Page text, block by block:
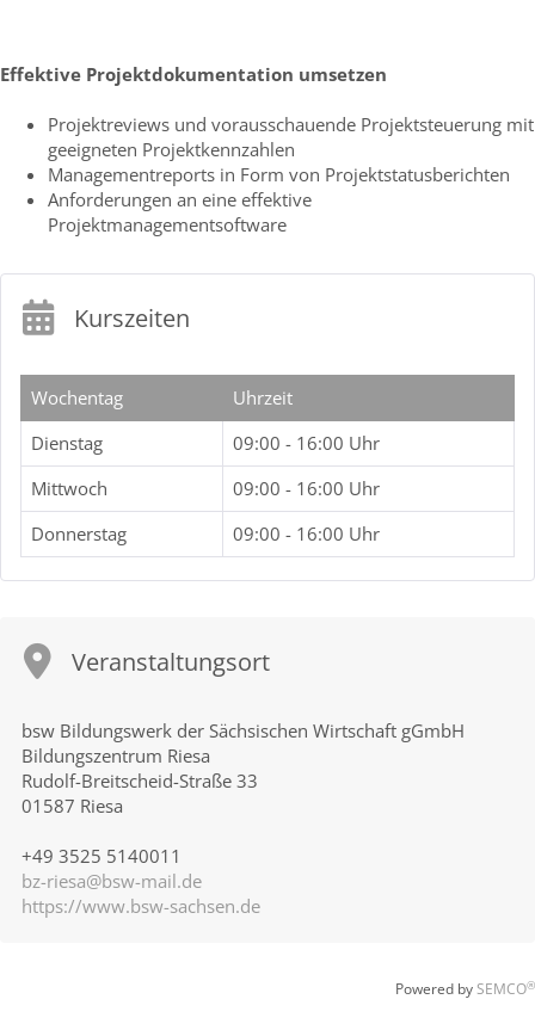
Effektive Projektdokumentation umsetzen
Projektreviews und vorausschauende Projektsteuerung mit
geeigneten Projektkennzahlen
Managementreports in Form von Projektstatusberichten
Anforderungen an eine effektive
Projektmanagementsoftware
Kurszeiten
Wochentag
Uhrzeit
Dienstag
09:00 - 16:00 Uhr
Mittwoch
09:00 - 16:00 Uhr
Donnerstag
09:00 - 16:00 Uhr
Veranstaltungsort
bsw Bildungswerk der Sächsischen Wirtschaft gGmbH
Bildungszentrum Riesa
Rudolf-Breitscheid-Straße 33
01587 Riesa
+49 3525 5140011
bz-riesa@bsw-mail.de
https://www.bsw-sachsen.de
Powered bySEMCO®